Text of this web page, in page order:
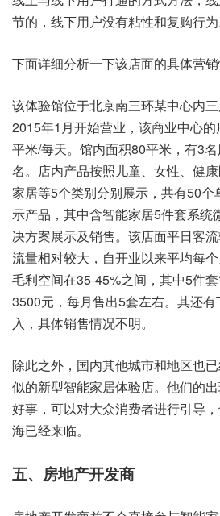
节的，线下用户没有粘性和复购行为
下面详细分析一下该店面的具体营
该体验馆位于北京南三环某中心内
2015年1月开始营业，该商业中心
平米/每天。馆内面积80平米，有3
名。店内产品按照儿童、女性、健
家居等5个类别分别展示，共有50个
示产品，其中含智能家居5件套系统
决方案展示及销售。该店面平日客
流量相对较大，自开业以来平均每
毛利空间在35-45%之间，其中5件
3500元，每月售出5套左右。其还
入，具体销售情况不明。
除此之外，国内其他城市和地区也
似的新型智能家居体验店。他们的
好事，可以对大众消费者进行引导
海已经来临。
五、房地产开发商